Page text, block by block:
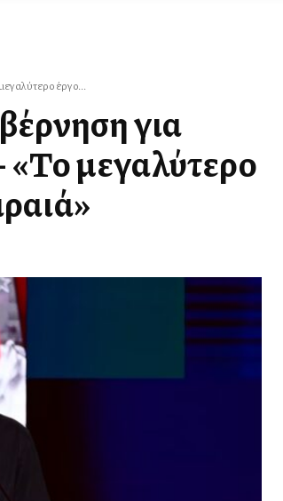
έργο...
για
«Το μεγαλύτερο